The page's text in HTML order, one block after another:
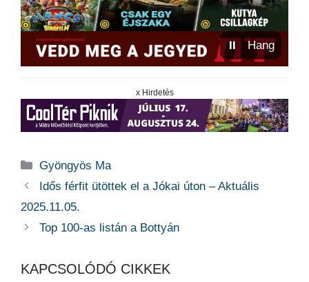
⏸ Hang
x Hirdetés
Kategória
Gyöngyös Ma
Idős férfit ütöttek el a Jókai úton – Aktuális
2025.11.05.
Top 100-as listán a Bottyán
KAPCSOLÓDÓ CIKKEK